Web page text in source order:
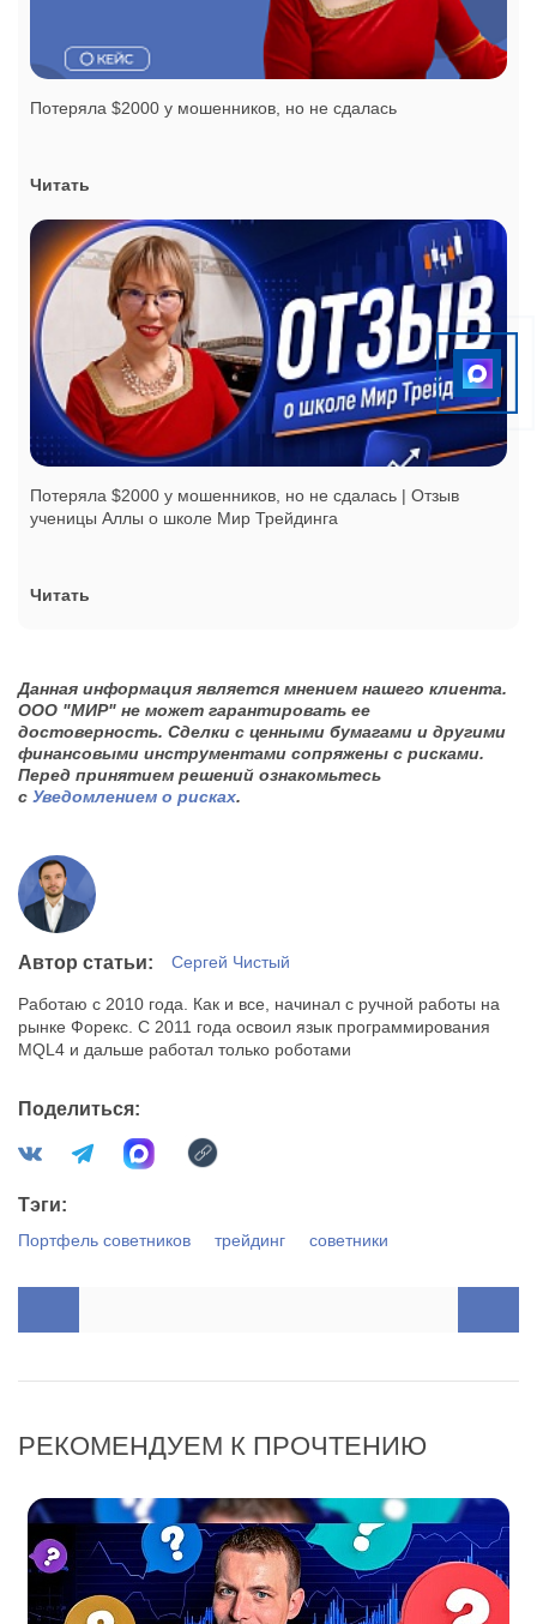
Потеряла $2000 у мошенников, но не сдалась
Читать
Потеряла $2000 у мошенников, но не сдалась | Отзыв
ученицы Аллы о школе Мир Трейдинга
Читать
Данная информация является мнением нашего клиента.
ООО "МИР" не может гарантировать ее
достоверность. Сделки с ценными бумагами и другими
финансовыми инструментами сопряжены с рисками.
Перед принятием решений ознакомьтесь
с Уведомлением о рисках.
Автор статьи: Сергей Чистый
Работаю с 2010 года. Как и все, начинал с ручной работы на
рынке Форекс. С 2011 года освоил язык программирования
MQL4 и дальше работал только роботами
Поделиться:
Тэги:
Портфель советников трейдинг советники
РЕКОМЕНДУЕМ К ПРОЧТЕНИЮ